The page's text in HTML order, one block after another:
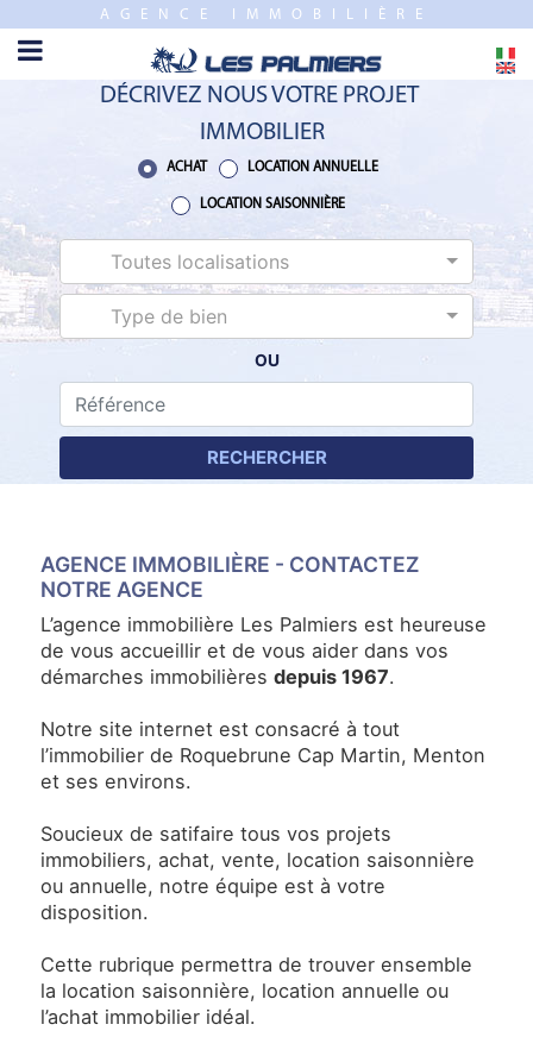
AGENCE IMMOBILIÈRE
ACCUEIL
ESTIMATION
LOCATION
LOCATION
NOTRE
PHILOSOPHIE
DÉCRIVEZ NOUS VOTRE PROJET
IMMOBILIER
ACHAT LOCATION ANNUELLE
LOCATION SAISONNIÈRE
Toutes localisations
Type de bien
OU
RECHERCHER
AGENCE IMMOBILIÈRE - CONTACTEZ
NOTRE AGENCE
L’agence immobilière Les Palmiers est heureuse
de vous accueillir et de vous aider dans vos
démarches immobilières depuis 1967.
Notre site internet est consacré à tout
l’immobilier de Roquebrune Cap Martin, Menton
et ses environs.
Soucieux de satifaire tous vos projets
immobiliers, achat, vente, location saisonnière
ou annuelle, notre équipe est à votre
disposition.
Cette rubrique permettra de trouver ensemble
la location saisonnière, location annuelle ou
l’achat immobilier idéal.